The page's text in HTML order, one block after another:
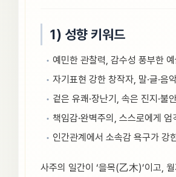
1) 성향 키워드
예민한 관찰력, 감수성 풍부한
자기표현 강한 창작자, 말·글·음
겉은 유쾌·장난기, 속은 진지·불
책임감·완벽주의, 스스로에게 엄
인간관계에서 소속감 욕구가 강
사주의 일간이 ‘을목(乙木)’이고,